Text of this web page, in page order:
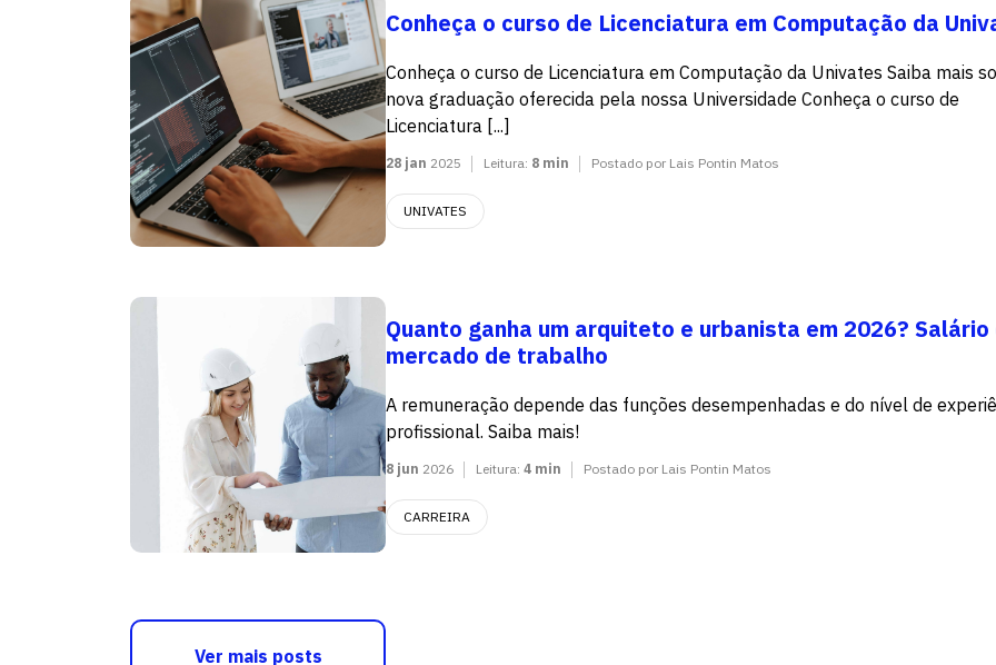
Conheça o curso de Licenciatura em Computação da
Conheça o curso de Licenciatura em Computação da Univates Saiba mais
nova graduação oferecida pela nossa Universidade Conheça o curso de
Licenciatura [...]
28 jan 2025 Leitura: 8 min Postado por Lais Pontin Matos
UNIVATES
Quanto ganha um arquiteto e urbanista em 2026? Salário
mercado de trabalho
A remuneração depende das funções desempenhadas e do nível de
profissional. Saiba mais!
8 jun 2026 Leitura: 4 min Postado por Lais Pontin Matos
CARREIRA
Ver mais posts